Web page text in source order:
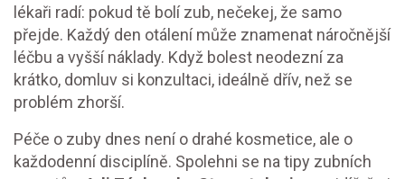
lékaři radí: pokud tě bolí zub, nečekej, že samo
přejde. Každý den otálení může znamenat náročnější
léčbu a vyšší náklady. Když bolest neodezní za
krátko, domluv si konzultaci, ideálně dřív, než se
problém zhorší.
Péče o zuby dnes není o drahé kosmetice, ale o
každodenní disciplíně. Spolehni se na tipy zubních